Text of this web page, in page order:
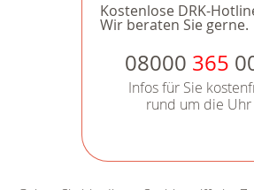
Kostenlose DRK-
Wir beraten Sie gerne.
08000 365
Infos für Sie
rund um die Uhr